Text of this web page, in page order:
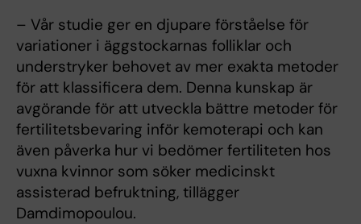
– Vår studie ger en djupare förståelse för
variationer i äggstockarnas folliklar och
understryker behovet av mer exakta metoder
för att klassificera dem. Denna kunskap är
avgörande för att utveckla bättre metoder för
fertilitetsbevaring inför kemoterapi och kan
även påverka hur vi bedömer fertiliteten hos
vuxna kvinnor som söker medicinskt
assisterad befruktning, tillägger
Damdimopoulou.